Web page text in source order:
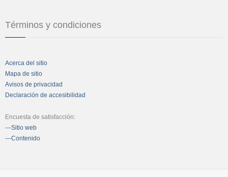
Términos y condiciones
Acerca del sitio
Mapa de sitio
Avisos de privacidad
Declaración de accesibilidad
Encuesta de satisfacción:
---Sitio web
---Contenido